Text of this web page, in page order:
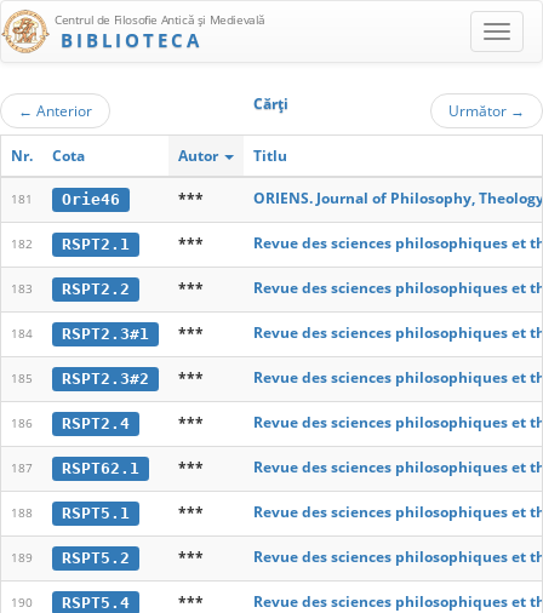
Centrul de Filosofie Antică şi Medievală
BIBLIOTECA
← Anterior Cărţi Următor →
Nr. Cota Autor Titlu
181 Orie46 *** ORIENS. Journal of Philosophy,
182 RSPT2.1 *** Revue des sciences philosophiques et
183 RSPT2.2 *** Revue des sciences philosophiques et
184 RSPT2.3#1 *** Revue des sciences philosophiques et
185 RSPT2.3#2 *** Revue des sciences philosophiques et
186 RSPT2.4 *** Revue des sciences philosophiques et
187 RSPT62.1 *** Revue des sciences philosophiques et
188 RSPT5.1 *** Revue des sciences philosophiques et
189 RSPT5.2 *** Revue des sciences philosophiques et
190 RSPT5.4 *** Revue des sciences philosophiques et